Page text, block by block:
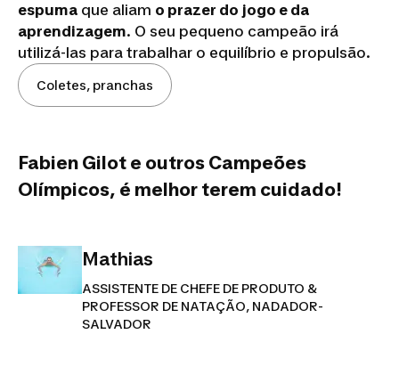
espuma que aliam o prazer do jogo e da
aprendizagem. O seu pequeno campeão irá
utilizá-las para trabalhar o equilíbrio e propulsão.
Coletes, pranchas
Fabien Gilot e outros Campeões
Olímpicos, é melhor terem cuidado!
Mathias
ASSISTENTE DE CHEFE DE PRODUTO &
PROFESSOR DE NATAÇÃO, NADADOR-
SALVADOR